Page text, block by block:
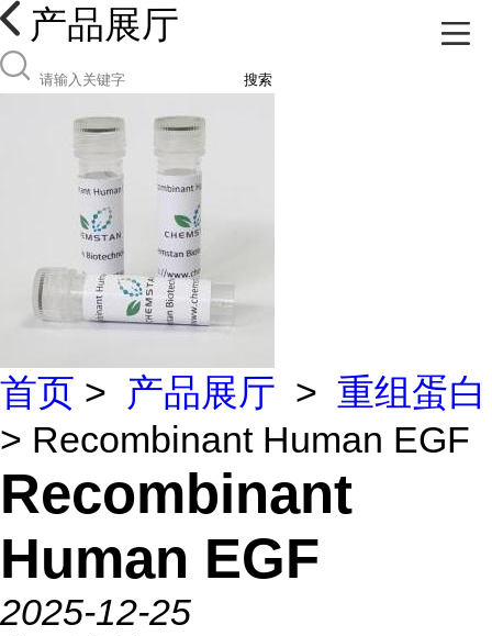
产品展厅
搜索
首页 > 产品展厅 > 重组蛋白
> Recombinant Human EGF
Recombinant
Human EGF
2025-12-25